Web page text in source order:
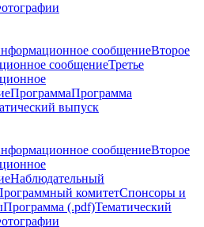
сообщениеВторое
сообщениеТретье
ПрограммаПрограмма
выпуск
сообщениеВторое
Наблюдательный
комитетСпонсоры и
Программа (.pdf)Тематический